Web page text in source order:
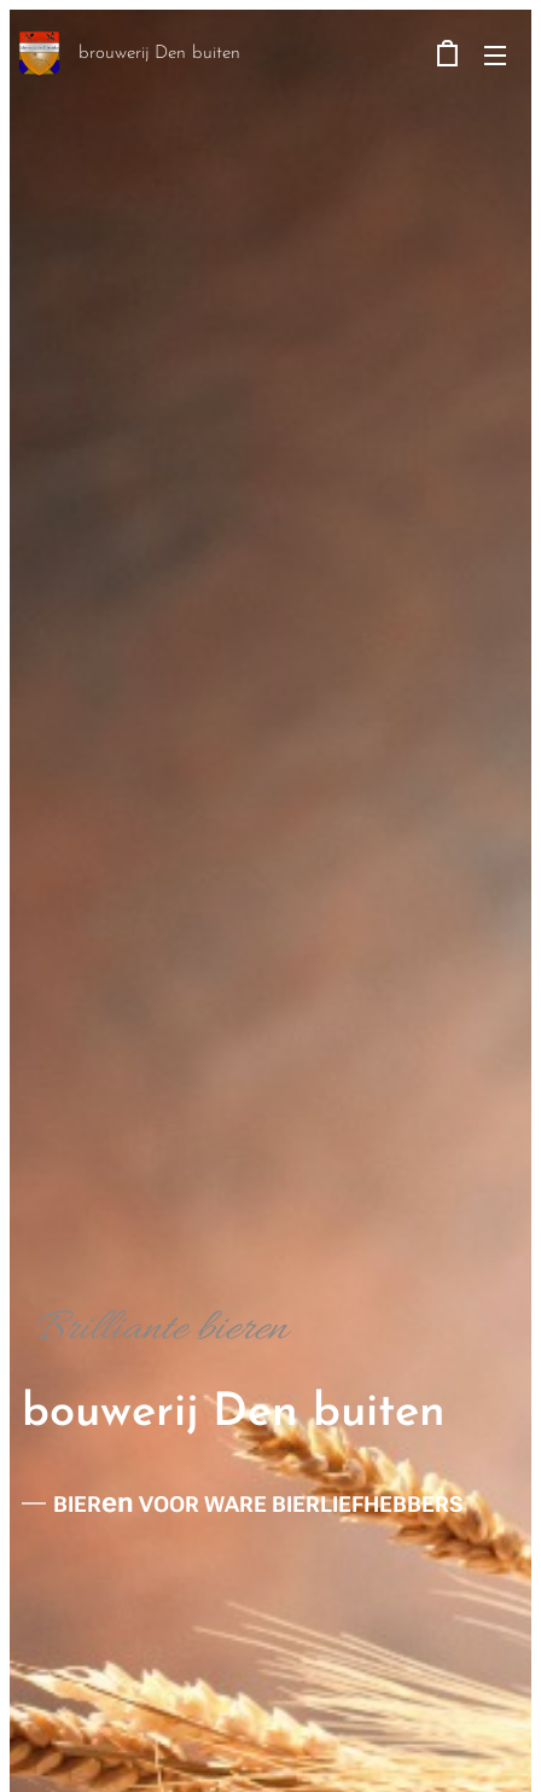
brouwerij Den buiten
Brilliante bieren
bouwerij Den buiten
BIERen VOOR WARE BIERLIEFHEBBERS